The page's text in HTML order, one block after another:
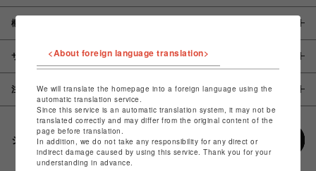
概要
サイズ
注意事項
シェアする
<About foreign language translation>
We will translate the homepage into a foreign language using the
automatic translation service.
Since this service is an automatic translation system, it may not be
translated correctly and may differ from the original content of the
page before translation.
In addition, we do not take any responsibility for any direct or
indirect damage caused by using this service. Thank you for your
understanding in advance.